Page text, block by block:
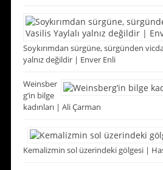
Soykırımdan sürgüne, sürgünden
yalnız değildir | Enver Enli
Weinsber
g’in bilge
kadınları | Ali Çarman
Kemalizmin sol üzerindeki gölgesi |